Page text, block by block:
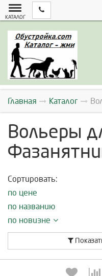
КАТАЛОГ
Главная Каталог
Вольеры
Сортировать:
по цене
по названию
по новизне